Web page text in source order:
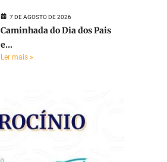
7 DE AGOSTO DE 2026
Caminhada do Dia dos Pais
e...
Ler mais »